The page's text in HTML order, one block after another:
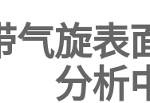
气旋表
分析